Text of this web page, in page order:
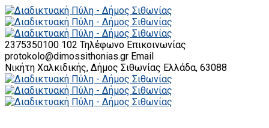
2375350100 102 Τηλέφωνο Επικοινωνίας
protokolo@dimossithonias.gr Email
Νικήτη Χαλκιδικής, Δήμος Σιθωνίας Ελλάδα, 63088